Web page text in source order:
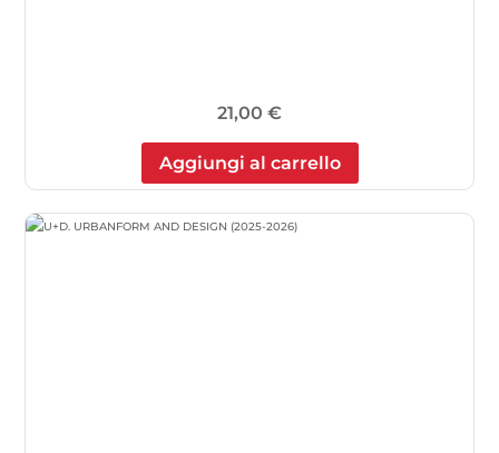
21,00 €
Aggiungi al carrello